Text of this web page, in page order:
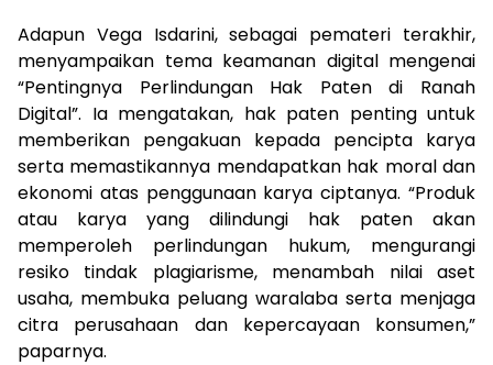
Adapun Vega Isdarini, sebagai pemateri terakhir,
menyampaikan tema keamanan digital mengenai
“Pentingnya Perlindungan Hak Paten di Ranah
Digital”. Ia mengatakan, hak paten penting untuk
memberikan pengakuan kepada pencipta karya
serta memastikannya mendapatkan hak moral dan
ekonomi atas penggunaan karya ciptanya. “Produk
atau karya yang dilindungi hak paten akan
memperoleh perlindungan hukum, mengurangi
resiko tindak plagiarisme, menambah nilai aset
usaha, membuka peluang waralaba serta menjaga
citra perusahaan dan kepercayaan konsumen,”
paparnya.